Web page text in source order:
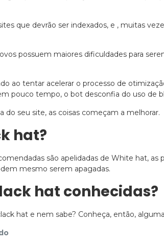
que devrão ser indexados, e , muitas
possuem maiores dificuldades para
ao tentar acelerar o processo de
pouco tempo, o bot desconfia do uso de
do seu site, as coisas começam a melhorar.
hat?
são apelidadas de White hat,
mesmo serem apagadas.
hat conhecidas?
hat e nem sabe? Conheça, então,